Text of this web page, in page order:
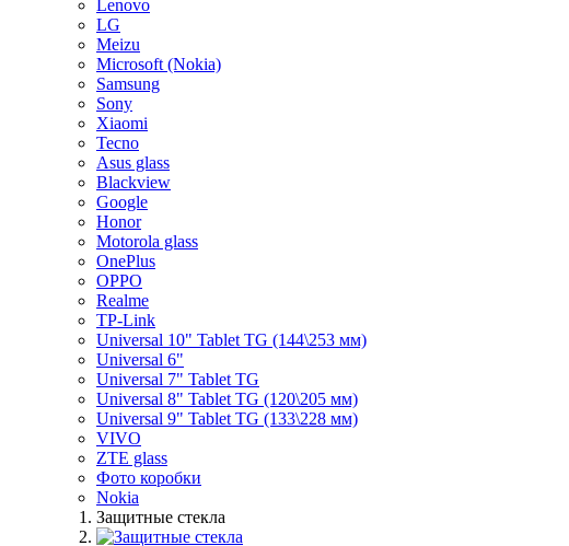
Lenovo
LG
Meizu
Microsoft (Nokia)
Samsung
Sony
Xiaomi
Tecno
Asus glass
Blackview
Google
Honor
Motorola glass
OnePlus
OPPO
Realme
TP-Link
Universal 10" Tablet TG (144\253 мм)
Universal 6"
Universal 7" Tablet TG
Universal 8" Tablet TG (120\205 мм)
Universal 9" Tablet TG (133\228 мм)
VIVO
ZTE glass
Фото коробки
Nokia
Защитные стекла